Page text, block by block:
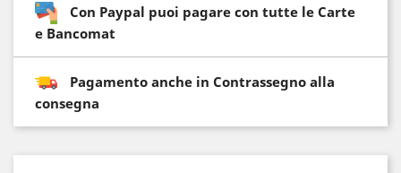
Con Paypal puoi pagare con tutte le Carte
e Bancomat
Pagamento anche in Contrassegno alla
consegna